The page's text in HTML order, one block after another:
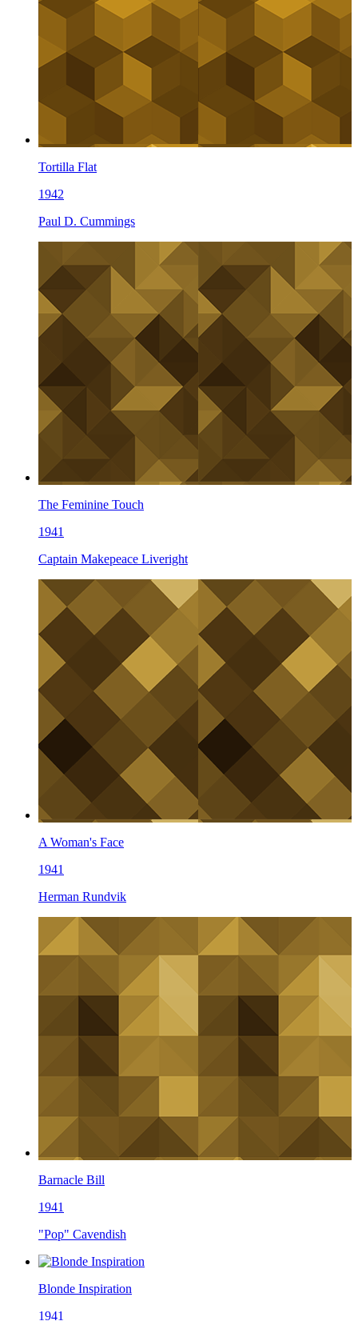
Tortilla Flat
1942
Paul D. Cummings
The Feminine Touch
1941
Captain Makepeace Liveright
A Woman's Face
1941
Herman Rundvik
Barnacle Bill
1941
"Pop" Cavendish
Blonde Inspiration
1941